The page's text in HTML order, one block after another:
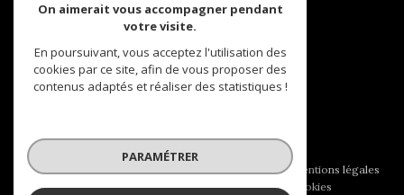
Mentions légales
Admin
Politique RGPD Cookies
On aimerait vous accompagner pendant
votre visite.
En poursuivant, vous acceptez l'utilisation des
cookies par ce site, afin de vous proposer des
contenus adaptés et réaliser des statistiques !
PARAMÉTRER